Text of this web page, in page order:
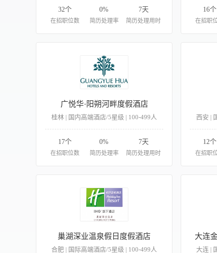
32个
在招职位数
0%
简历处理率
7天
简历处理用时
16个
在招职
广悦华·阳朔河畔度假酒店
桂林 | 国内高端酒店/5星级 | 100-499人
17个
在招职位数
0%
简历处理率
7天
简历处理用时
西安 |
12个
在招职
巢湖深业温泉假日度假酒店
合肥 | 国际高端酒店/5星级 | 100-499人
大连
大连 |